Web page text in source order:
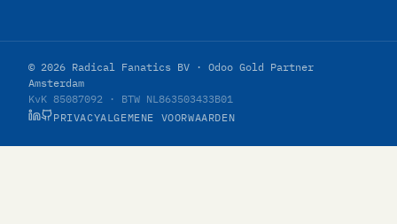
© 2026 Radical Fanatics BV · Odoo Gold Partner
Amsterdam
KvK 85087092 · BTW NL863503433B01
PRIVACYALGEMENE VOORWAARDEN